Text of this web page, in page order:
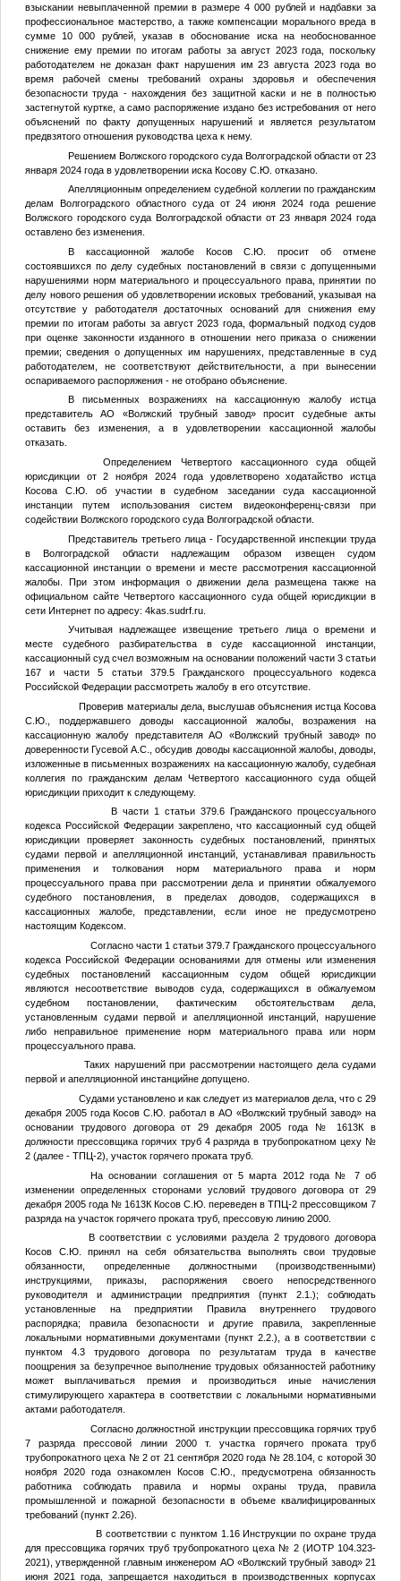
взыскании невыплаченной премии в размере 4 000 рублей и надбавки за
профессиональное мастерство, а также компенсации морального вреда в
сумме 10 000 рублей, указав в обоснование иска на необоснованное
снижение ему премии по итогам работы за август 2023 года, поскольку
работодателем не доказан факт нарушения им 23 августа 2023 года во
время рабочей смены требований охраны здоровья и обеспечения
безопасности труда - нахождения без защитной каски и не в полностью
застегнутой куртке, а само распоряжение издано без истребования от него
объяснений по факту допущенных нарушений и является результатом
предвзятого отношения руководства цеха к нему.
Решением Волжского городского суда Волгоградской области от 23
января 2024 года в удовлетворении иска Косову С.Ю. отказано.
Апелляционным определением судебной коллегии по гражданским
делам Волгоградского областного суда от 24 июня 2024 года решение
Волжского городского суда Волгоградской области от 23 января 2024 года
оставлено без изменения.
В кассационной жалобе Косов С.Ю. просит об отмене
состоявшихся по делу судебных постановлений в связи с допущенными
нарушениями норм материального и процессуального права, принятии по
делу нового решения об удовлетворении исковых требований, указывая на
отсутствие у работодателя достаточных оснований для снижения ему
премии по итогам работы за август 2023 года, формальный подход судов
при оценке законности изданного в отношении него приказа о снижении
премии; сведения о допущенных им нарушениях, представленные в суд
работодателем, не соответствуют действительности, а при вынесении
оспариваемого распоряжения - не отобрано объяснение.
В письменных возражениях на кассационную жалобу истца
представитель АО «Волжский трубный завод» просит судебные акты
оставить без изменения, а в удовлетворении кассационной жалобы
отказать.
Определением Четвертого кассационного суда общей
юрисдикции от 2 ноября 2024 года удовлетворено ходатайство истца
Косова С.Ю. об участии в судебном заседании суда кассационной
инстанции путем использования систем видеоконференц-связи при
содействии Волжского городского суда Волгоградской области.
Представитель третьего лица - Государственной инспекции труда
в Волгоградской области надлежащим образом извещен судом
кассационной инстанции о времени и месте рассмотрения кассационной
жалобы. При этом информация о движении дела размещена также на
официальном сайте Четвертого кассационного суда общей юрисдикции в
сети Интернет по адресу: 4kas.sudrf.ru.
Учитывая надлежащее извещение третьего лица о времени и
месте судебного разбирательства в суде кассационной инстанции,
кассационный суд счел возможным на основании положений части 3 статьи
167 и части 5 статьи 379.5 Гражданского процессуального кодекса
Российской Федерации рассмотреть жалобу в его отсутствие.
Проверив материалы дела, выслушав объяснения истца Косова
С.Ю., поддержавшего доводы кассационной жалобы, возражения на
кассационную жалобу представителя АО «Волжский трубный завод» по
доверенности Гусевой А.С., обсудив доводы кассационной жалобы, доводы,
изложенные в письменных возражениях на кассационную жалобу, судебная
коллегия по гражданским делам Четвертого кассационного суда общей
юрисдикции приходит к следующему.
В части 1 статьи 379.6 Гражданского процессуального
кодекса Российской Федерации закреплено, что кассационный суд общей
юрисдикции проверяет законность судебных постановлений, принятых
судами первой и апелляционной инстанций, устанавливая правильность
применения и толкования норм материального права и норм
процессуального права при рассмотрении дела и принятии обжалуемого
судебного постановления, в пределах доводов, содержащихся в
кассационных жалобе, представлении, если иное не предусмотрено
настоящим Кодексом.
Согласно части 1 статьи 379.7 Гражданского процессуального
кодекса Российской Федерации основаниями для отмены или изменения
судебных постановлений кассационным судом общей юрисдикции
являются несоответствие выводов суда, содержащихся в обжалуемом
судебном постановлении, фактическим обстоятельствам дела,
установленным судами первой и апелляционной инстанций, нарушение
либо неправильное применение норм материального права или норм
процессуального права.
Таких нарушений при рассмотрении настоящего дела судами
первой и апелляционной инстанцийне допущено.
Судами установлено и как следует из материалов дела, что с 29
декабря 2005 года Косов С.Ю. работал в АО «Волжский трубный завод» на
основании трудового договора от 29 декабря 2005 года № 1613К в
должности прессовщика горячих труб 4 разряда в трубопрокатном цеху №
2 (далее - ТПЦ-2), участок горячего проката труб.
На основании соглашения от 5 марта 2012 года № 7 об
изменении определенных сторонами условий трудового договора от 29
декабря 2005 года № 1613К Косов С.Ю. переведен в ТПЦ-2 прессовщиком 7
разряда на участок горячего проката труб, прессовую линию 2000.
В соответствии с условиями раздела 2 трудового договора
Косов С.Ю. принял на себя обязательства выполнять свои трудовые
обязанности, определенные должностными (производственными)
инструкциями, приказы, распоряжения своего непосредственного
руководителя и администрации предприятия (пункт 2.1.); соблюдать
установленные на предприятии Правила внутреннего трудового
распорядка; правила безопасности и другие правила, закрепленные
локальными нормативными документами (пункт 2.2.), а в соответствии с
пунктом 4.3 трудового договора по результатам труда в качестве
поощрения за безупречное выполнение трудовых обязанностей работнику
может выплачиваться премия и производиться иные начисления
стимулирующего характера в соответствии с локальными нормативными
актами работодателя.
Согласно должностной инструкции прессовщика горячих труб
7 разряда прессовой линии 2000 т. участка горячего проката труб
трубопрокатного цеха № 2 от 21 сентября 2020 года № 28.104, с которой 30
ноября 2020 года ознакомлен Косов С.Ю., предусмотрена обязанность
работника соблюдать правила и нормы охраны труда, правила
промышленной и пожарной безопасности в объеме квалифицированных
требований (пункт 2.26).
В соответствии с пунктом 1.16 Инструкции по охране труда
для прессовщика горячих труб трубопрокатного цеха № 2 (ИОТР 104.323-
2021), утвержденной главным инженером АО «Волжский трубный завод» 21
июня 2021 года, запрещается находиться в производственных корпусах